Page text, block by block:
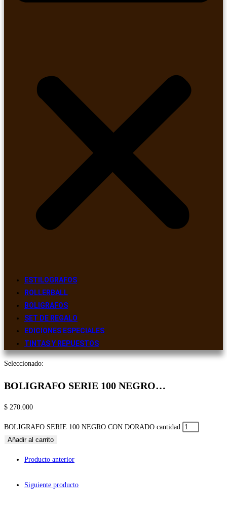
ESTILOGRAFOS
ROLLERBALL
BOLIGRAFOS
SET DE REGALO
EDICIONES ESPECIALES
TINTAS Y REPUESTOS
Seleccionado:
BOLIGRAFO SERIE 100 NEGRO…
$ 270.000
BOLIGRAFO SERIE 100 NEGRO CON DORADO cantidad
Añadir al carrito
Producto anterior
Siguiente producto